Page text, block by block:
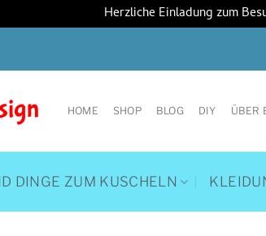
Herzliche Einladung zum
HOME SHOP BLOG DIY ÜBER
DINGE ZUM KUSCHELN